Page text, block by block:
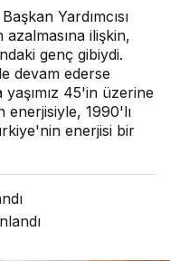
Yardımcısı
azalmasına ilişkin,
genç gibiydi.
devam ederse
45'in üzerine
enerjisiyle, 1990'lı
enerjisi bir